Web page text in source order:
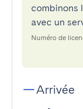
combinons
avec un
Numéro de
Arrivée